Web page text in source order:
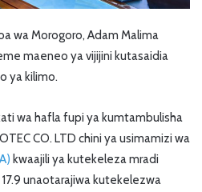
wa Morogoro, Adam Malima
maeneo ya vijijini kutasaidia
ya kilimo.
wa hafla fupi ya kumtambulisha
CO. LTD chini ya usimamizi wa
kwaajili ya kutekeleza mradi
unaotarajiwa kutekelezwa